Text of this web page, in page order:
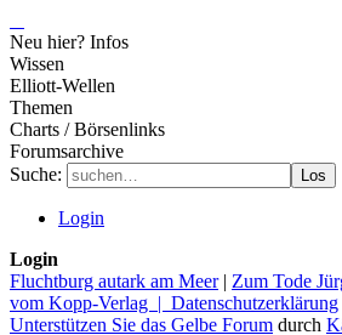
Neu hier? Infos
Wissen
Elliott-Wellen
Themen
Charts / Börsenlinks
Forumsarchive
Suche:
Los
Login
Login
Fluchtburg autark am Meer| Zum Tode
vom Kopp-Verlag | Datenschutzerklärung
Unterstützen Sie das Gelbe Forum durch